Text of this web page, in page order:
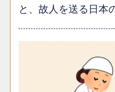
と、故人を送る日本